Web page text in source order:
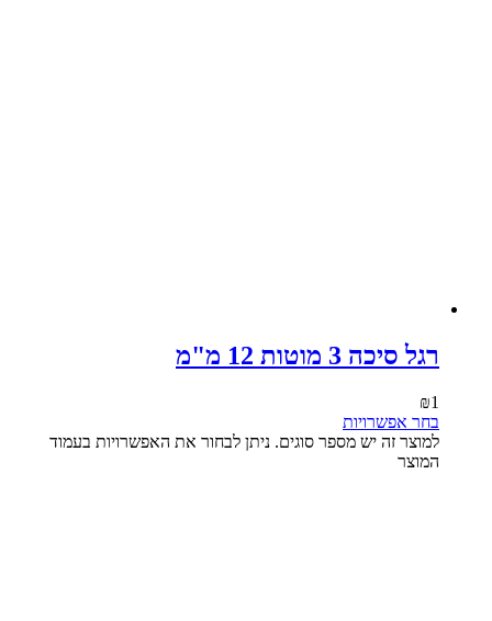
רגל סיכה 3 מוטות 12 מ"מ
₪1
בחר אפשרויות
למוצר זה יש מספר סוגים. ניתן לבחור את האפשרויות בעמוד
המוצר